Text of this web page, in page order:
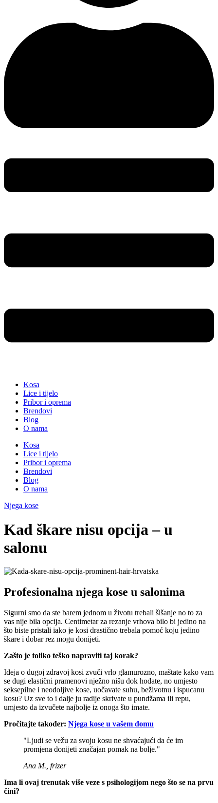
Kosa
Lice i tijelo
Pribor i oprema
Brendovi
Blog
O nama
Kosa
Lice i tijelo
Pribor i oprema
Brendovi
Blog
O nama
Njega kose
Kad škare nisu opcija – u
salonu
Profesionalna njega kose u salonima
Sigurni smo da ste barem jednom u životu trebali šišanje no to za
vas nije bila opcija. Centimetar za rezanje vrhova bilo bi jedino na
što biste pristali iako je kosi drastično trebala pomoć koju jedino
škare i dobar rez mogu donijeti.
Zašto je toliko teško napraviti taj korak?
Ideja o dugoj zdravoj kosi zvuči vrlo glamurozno, maštate kako vam
se dugi elastični pramenovi nježno nišu dok hodate, no umjesto
seksepilne i neodoljive kose, uočavate suhu, beživotnu i ispucanu
kosu? Uz sve to i dalje ju radije skrivate u pundžama ili repu,
umjesto da izvučete najbolje iz onoga što imate.
Pročitajte također: Njega kose u vašem domu
"Ljudi se vežu za svoju kosu ne shvaćajući da će im
promjena donijeti značajan pomak na bolje."
Ana M., frizer
Ima li ovaj trenutak više veze s psihologijom nego što se na prvu
čini?